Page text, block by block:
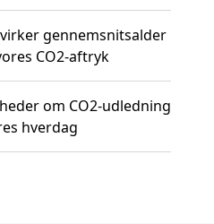
gennemsnitsalder
CO2-aftryk
om CO2-udledning
hverdag